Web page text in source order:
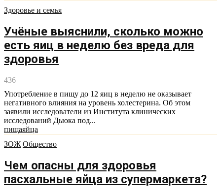
Здоровье и семья
Учёные выяснили, сколько можно
есть яиц в неделю без вреда для
здоровья
436
Употребление в пищу до 12 яиц в неделю не оказывает
негативного влияния на уровень холестерина. Об этом
заявили исследователи из Института клинических
исследований Дьюка под...
пищаяйца
ЗОЖ Общество
Чем опасны для здоровья
пасхальные яйца из супермаркета?